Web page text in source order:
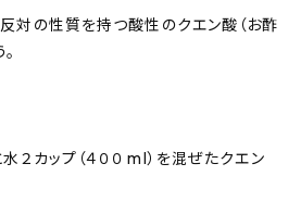
対の性質を持つ酸性のクエン酸（お酢
２カップ（４００ml）を混ぜたクエン